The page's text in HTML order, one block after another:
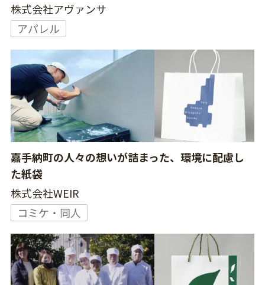
株式会社アヴァンサ
アパレル
嘉手納町の人々の想いが詰まった、環境に配慮し
た紙袋
株式会社WEIR
コミケ・同人